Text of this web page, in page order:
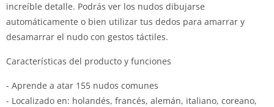
increíble detalle. Podrás ver los nudos dibujarse
automáticamente o bien utilizar tus dedos para amarrar y
desamarrar el nudo con gestos táctiles.
Características del producto y funciones
- Aprende a atar 155 nudos comunes
- Localizado en: holandés, francés, alemán, italiano, coreano,